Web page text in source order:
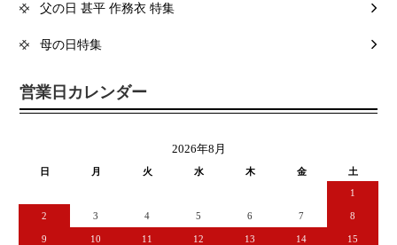
父の日 甚平 作務衣 特集
母の日特集
営業日カレンダー
2026年8月
日 月 火 水 木 金
土
1
2 3 4 5 6 7 8
9 10 11 12 13 14 15